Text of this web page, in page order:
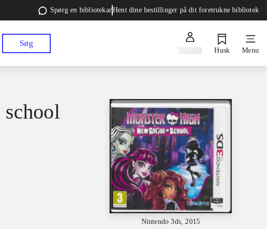
Spørg en bibliotekarHent dine bestillinger på dit foretrukne bibliotek
Søg
Husk Menu
Nintendo 3ds, 2015